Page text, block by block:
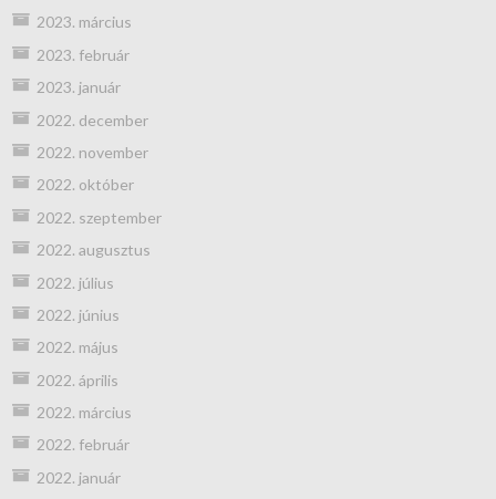
2023. március
2023. február
2023. január
2022. december
2022. november
2022. október
2022. szeptember
2022. augusztus
2022. július
2022. június
2022. május
2022. április
2022. március
2022. február
2022. január